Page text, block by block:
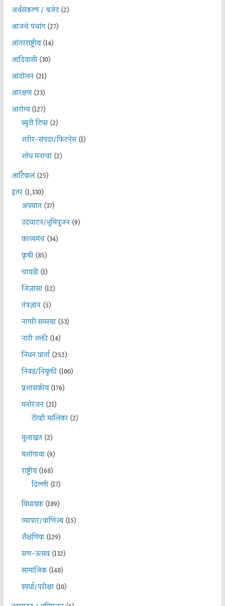
अर्थसंकल्प / बजेट(2)
आजचे पंचांग(27)
आंतरराष्ट्रीय(14)
आदिवासी(30)
आंदोलन(21)
आरक्षण(23)
आरोग्य(127)
ब्युटी टिप्स(2)
शरीर-संपदा/फिटनेस(1)
शोध मनाचा(2)
आर्टिकल(25)
इतर(1,330)
अपघात(37)
उदघाटन/भूमिपूजन(9)
काव्यमंच(34)
कृषी(85)
चावडी(1)
जिज्ञासा(12)
तंत्रज्ञान(5)
नागरी समस्या(53)
नारी शक्ती(14)
निधन वार्ता(252)
निवड/नियुक्ती(100)
प्रशासकीय(176)
मनोरंजन(21)
टीव्ही मालिका(2)
मुलाखत(2)
यशोगाथा(9)
राष्ट्रीय(168)
दिल्ली(17)
विधायक(189)
व्यापार/वाणिज्य(15)
शैक्षणिक(129)
सण-उत्सव(132)
सामाजिक(148)
स्पर्धा/परीक्षा(10)